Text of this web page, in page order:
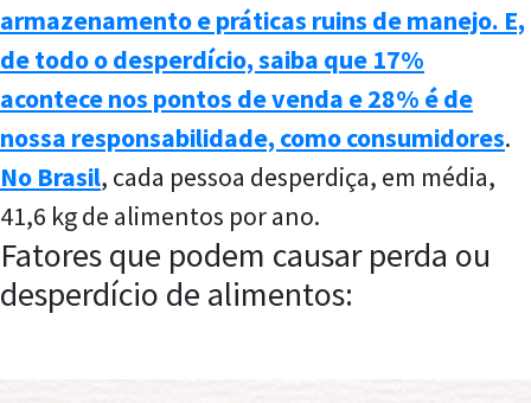
armazenamento e práticas ruins de manejo. E,
de todo o desperdício, saiba que 17%
acontece nos pontos de venda e 28% é de
nossa responsabilidade, como consumidores.
No Brasil, cada pessoa desperdiça, em média,
41,6 kg de alimentos por ano.
Fatores que podem causar perda ou
desperdício de alimentos: